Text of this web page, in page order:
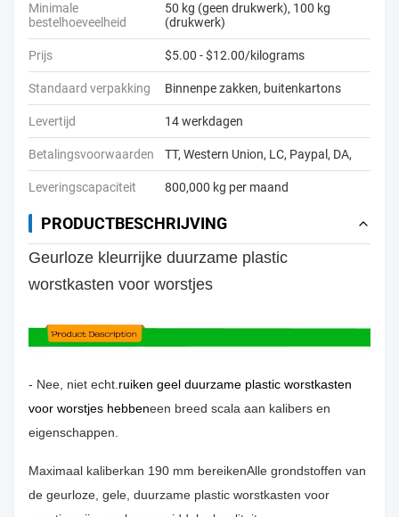
Minimale
bestelhoeveelheid
50 kg (geen drukwerk), 100 kg
(drukwerk)
Prijs $5.00 - $12.00/kilograms
Standaard verpakking Binnenpe zakken, buitenkartons
Levertijd 14 werkdagen
Betalingsvoorwaarden TT, Western Union, LC, Paypal, DA,
Leveringscapaciteit 800,000 kg per maand
PRODUCTBESCHRIJVING
Geurloze kleurrijke duurzame plastic
worstkasten voor worstjes
- Nee, niet echt.ruiken geel duurzame plastic worstkasten
voor worstjes hebbeneen breed scala aan kalibers en
eigenschappen.
Maximaal kaliberkan 190 mm bereikenAlle grondstoffen van
de geurloze, gele, duurzame plastic worstkasten voor